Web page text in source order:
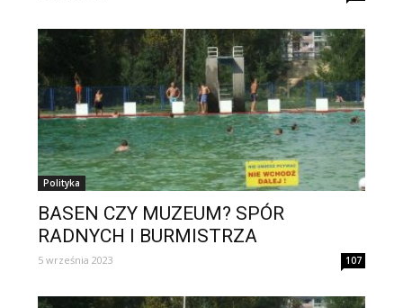
Polityka
BASEN CZY MUZEUM? SPÓR
RADNYCH I BURMISTRZA
5 września 2023 107